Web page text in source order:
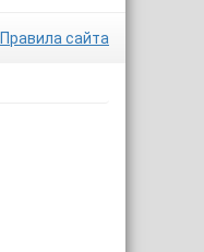
Правила сайта